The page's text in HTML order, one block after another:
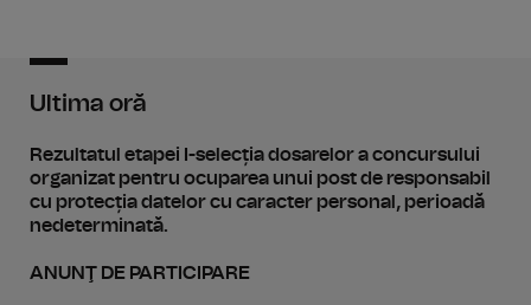
Ultima oră
Rezultatul etapei I-selecția dosarelor a concursului
organizat pentru ocuparea unui post de responsabil
cu protecția datelor cu caracter personal, perioadă
nedeterminată.
ANUNŢ DE PARTICIPARE